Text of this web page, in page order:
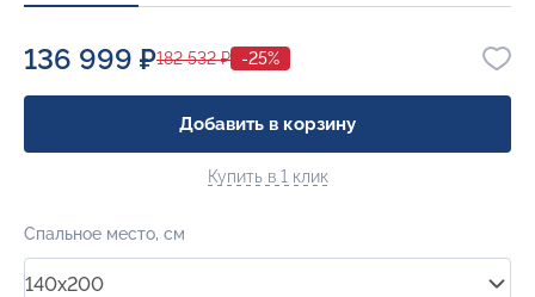
136 999 ₽182 532 ₽ -25%
Добавить в корзину
Купить в 1 клик
Спальное место, см
140x200